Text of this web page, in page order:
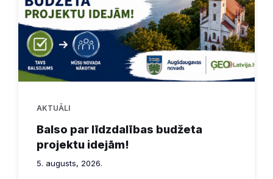
AKTUĀLI
Balso par līdzdalības budžeta
projektu idejām!
5. augusts, 2026.